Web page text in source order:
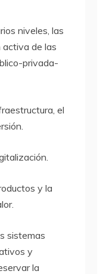
niveles, las
de las
privada-
el
y la
sistemas
y
la